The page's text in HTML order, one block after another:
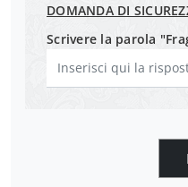
DOMANDA DI
Scrivere la parola